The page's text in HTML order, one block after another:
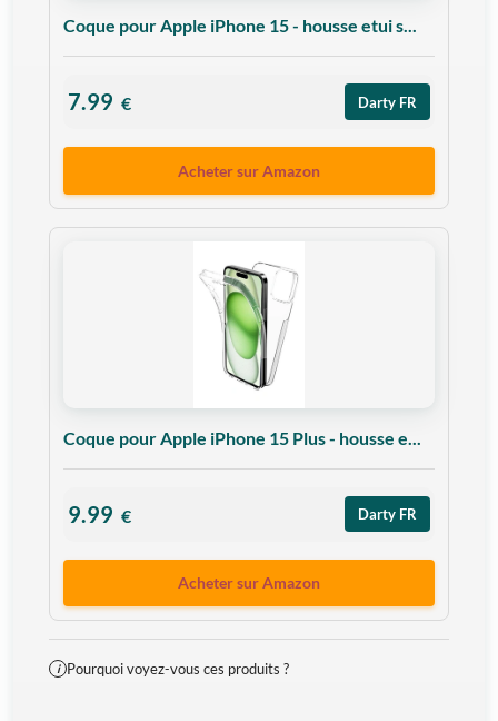
Coque pour Apple iPhone 15 - housse etui s...
7.99 € Darty FR
Acheter sur Amazon
Coque pour Apple iPhone 15 Plus - housse e...
9.99 € Darty FR
Acheter sur Amazon
i Pourquoi voyez-vous ces produits ?